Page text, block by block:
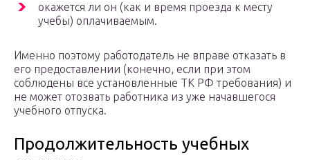
окажется ли он (как и время проезда к месту
учебы) оплачиваемым.
Именно поэтому работодатель не вправе отказать в
его предоставлении (конечно, если при этом
соблюдены все установленные ТК РФ требования) и
не может отозвать работника из уже начавшегося
учебного отпуска.
Продолжительность учебных